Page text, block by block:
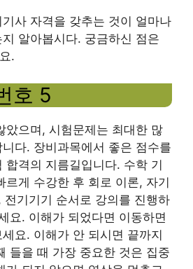
사 자격을 갖추는 것이 얼마나
알아봅시다. 궁금하신 점은
.
호 5
았으며, 시험문제는 최대한 많
다. 장비과목에서 좋은 점수를
합격의 지름길입니다. 수학 기
르게 수강한 후 회로 이론, 자기
전기기기 순서로 강의를 진행하
요. 이해가 되었다면 이동하면
요. 이해가 안 되시면 끝까지
들을 때 가장 중요한 것은 집중